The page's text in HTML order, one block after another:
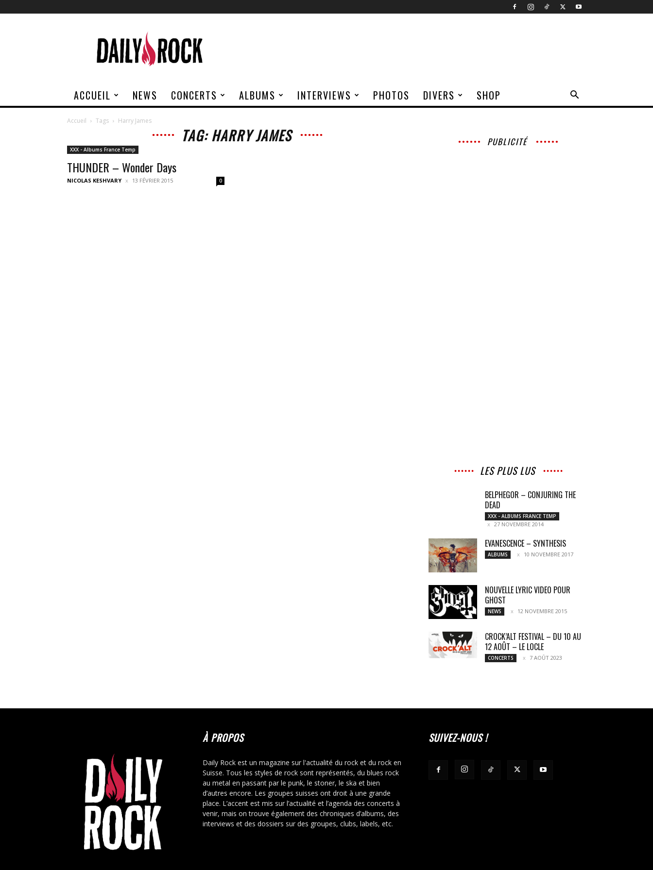
Rock
ACCUEIL NEWS CONCERTS ALBUMS INTERVIEWS PHOTOS DIVERS SHOP
Accueil Tags Harry James
TAG: HARRY JAMES
XXX - Albums France Temp
THUNDER – Wonder Days
NICOLAS KESHVARY 13 FÉVRIER 2015 0
PUBLICITÉ
LES PLUS LUS
BELPHEGOR – CONJURING THE
DEAD
XXX - ALBUMS FRANCE TEMP
27 NOVEMBRE 2014
EVANESCENCE – SYNTHESIS
ALBUMS 10 NOVEMBRE 2017
NOUVELLE LYRIC VIDEO POUR
GHOST
NEWS 12 NOVEMBRE 2015
CROCK’ALT FESTIVAL – DU 10 AU
12 AOÛT – LE LOCLE
CONCERTS 7 AOÛT 2023
À PROPOS
Daily Rock est un magazine sur l'actualité du rock et du rock en
Suisse. Tous les styles de rock sont représentés, du blues rock
au metal en passant par le punk, le stoner, le ska et bien
d’autres encore. Les groupes suisses ont droit à une grande
place. L’accent est mis sur l’actualité et l’agenda des concerts à
venir, mais on trouve également des chroniques d’albums, des
interviews et des dossiers sur des groupes, clubs, labels, etc.
SUIVEZ-NOUS !